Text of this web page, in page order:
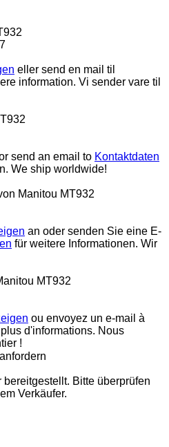
eller send en mail til
information. Vi sender vare til
send an email to Kontaktdaten
We ship worldwide!
Manitou MT932
an oder senden Sie eine E-
für weitere Informationen. Wir
MT932
ou envoyez un e-mail à
d'informations. Nous
!
Bitte überprüfen
Verkäufer.